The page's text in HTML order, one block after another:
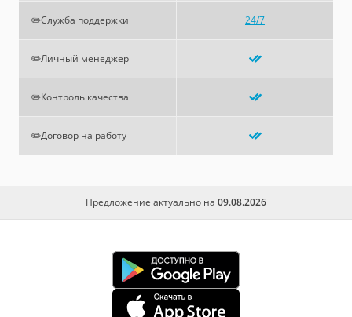
✏️Служба поддержки 24/7
✏️Личный менеджер
✏️Контроль качества
✏️Договор на работу
Предложение актуально на 09.08.2026